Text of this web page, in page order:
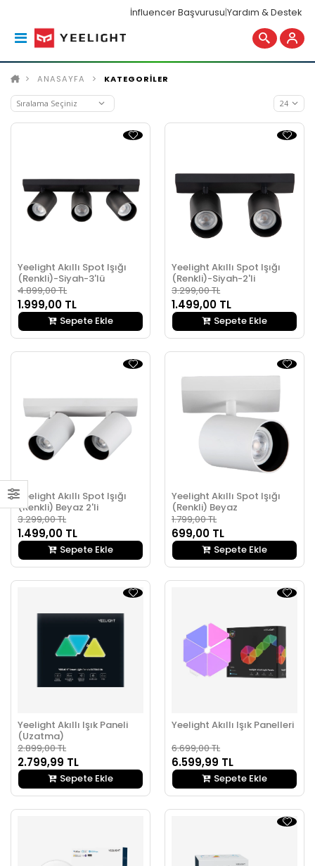
İnfluencer Başvurusu|Yardım & Destek
ANASAYFA KATEGORİLER
Yeelight Akıllı Spot Işığı
(Renkli)-Siyah-3'lü
4.899,00 TL
1.999,00 TL
Sepete Ekle
Yeelight Akıllı Spot Işığı
(Renkli)-Siyah-2'li
3.299,00 TL
1.499,00 TL
Sepete Ekle
Yeelight Akıllı Spot Işığı
(Renkli) Beyaz 2'li
3.299,00 TL
1.499,00 TL
Sepete Ekle
Yeelight Akıllı Spot Işığı
(Renkli) Beyaz
1.799,00 TL
699,00 TL
Sepete Ekle
Yeelight Akıllı Işık Paneli
(Uzatma)
2.899,00 TL
2.799,99 TL
Sepete Ekle
Yeelight Akıllı Işık Panelleri
6.699,00 TL
6.599,99 TL
Sepete Ekle